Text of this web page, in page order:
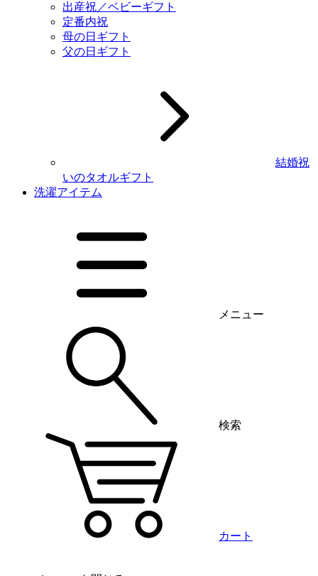
出産祝／ベビーギフト
定番内祝
母の日ギフト
父の日ギフト
結婚祝
いのタオルギフト
洗濯アイテム
メニュー
検索
カート